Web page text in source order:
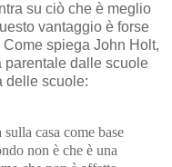
su ciò che è meglio
vantaggio è forse
spiega John Holt,
parentale dalle scuole
delle scuole:
casa come base
non è che è una